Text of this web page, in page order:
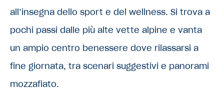
all’insegna dello sport e del wellness. Si trova a
pochi passi dalle più alte vette alpine e vanta
un ampio centro benessere dove rilassarsi a
fine giornata, tra scenari suggestivi e panorami
mozzafiato.